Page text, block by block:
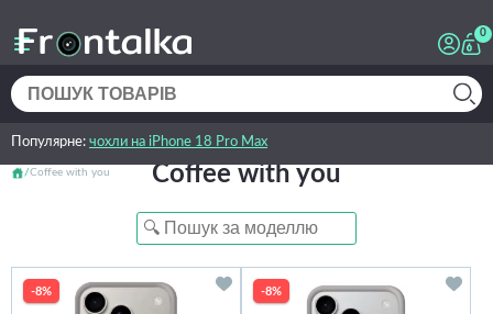
0
Популярне: чохли на iPhone 18 Pro Max
Coffee with you Coffee with you
-8% -8%